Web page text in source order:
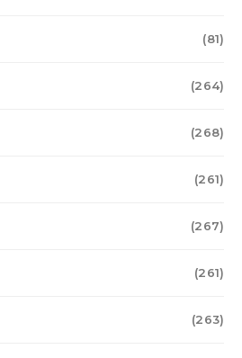
(81)
(264)
(268)
(261)
(267)
(261)
(263)